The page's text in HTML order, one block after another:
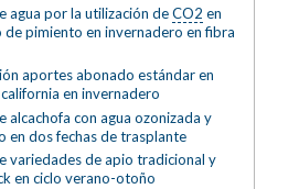
agua por la utilización deCO2 en
de pimiento en invernadero en fibra
aportes abonado estándar en
en invernadero
alcachofa con agua ozonizada y
en dos fechas de trasplante
variedades de apio tradicional y
en ciclo verano-otoño